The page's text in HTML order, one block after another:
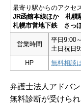
最寄り駅からのアクセ
JR函館本線ほか 札幌
札幌市営地下鉄 さっ
営業時間
平日9:00
土日祝日
HP
無料相談
弁護士法人アドバ
無料診断が受けら